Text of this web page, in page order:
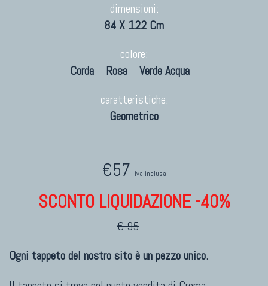
dimensioni:
84 X 122 Cm
colore:
Corda
Rosa
Verde Acqua
caratteristiche:
Geometrico
€57 iva inclusa
SCONTO LIQUIDAZIONE -40%
€ 95
Ogni tappeto del nostro sito è un pezzo unico.